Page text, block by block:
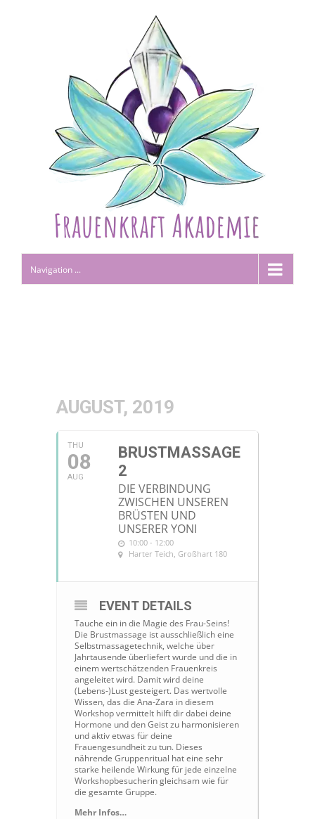
Navigation ...
AUGUST, 2019
THU
08
AUG
BRUSTMASSAGE
2
DIE VERBINDUNG
ZWISCHEN UNSEREN
BRÜSTEN UND
UNSERER YONI
10:00 - 12:00
Harter Teich, Großhart 180
EVENT DETAILS
Tauche ein in die Magie des Frau-Seins!
Die Brustmassage ist ausschließlich eine
Selbstmassagetechnik, welche über
Jahrtausende überliefert wurde und die in
einem wertschätzenden Frauenkreis
angeleitet wird. Damit wird deine
(Lebens-)Lust gesteigert. Das wertvolle
Wissen, das die Ana-Zara in diesem
Workshop vermittelt hilft dir dabei deine
Hormone und den Geist zu harmonisieren
und aktiv etwas für deine
Frauengesundheit zu tun. Dieses
nährende Gruppenritual hat eine sehr
starke heilende Wirkung für jede einzelne
Workshopbesucherin gleichsam wie für
die gesamte Gruppe.
Mehr Infos…